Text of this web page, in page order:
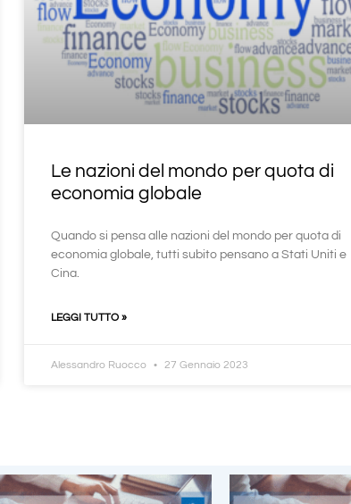
Le nazioni del mondo per quota di
economia globale
Quando si pensa alle nazioni del mondo per quota di
economia globale, tutti subito pensano a Stati Uniti e
Cina.
LEGGI TUTTO »
Alessandro Ruocco 27 Gennaio 2023